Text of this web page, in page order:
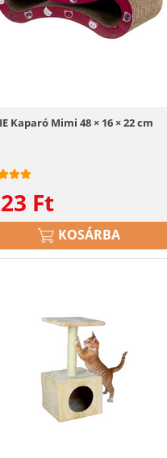
Kaparó Mimi 48 × 16 × 22 cm
Ft
KOSÁRBA